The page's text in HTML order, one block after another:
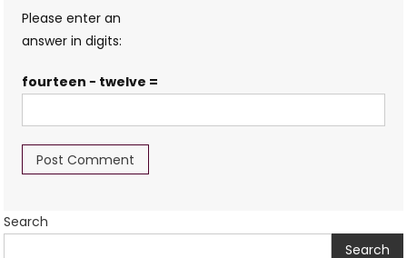
Please enter an
answer in digits:
fourteen − twelve =
Search
Search